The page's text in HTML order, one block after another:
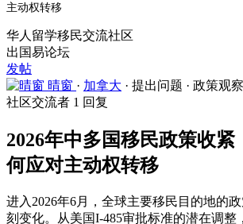
主动权转移
华人留学移民交流社区
出国易论坛
发帖
晴窗 · 加拿大 · 提出问题 · 政策观察
社区交流者 1 回复
2026年中多国移民政策收紧
何应对主动权转移
进入2026年6月，全球主要移民目的地的
刻变化。从美国I-485审批标准的潜在调整